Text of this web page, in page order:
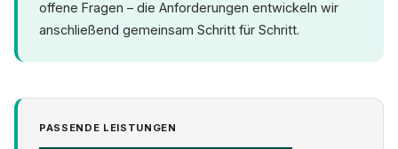
offene Fragen – die Anforderungen entwickeln wir
anschließend gemeinsam Schritt für Schritt.
PASSENDE LEISTUNGEN